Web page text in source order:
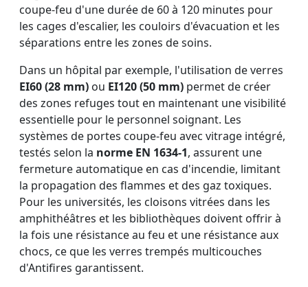
coupe-feu d'une durée de 60 à 120 minutes pour
les cages d'escalier, les couloirs d'évacuation et les
séparations entre les zones de soins.
Dans un hôpital par exemple, l'utilisation de verres
EI60 (28 mm) ou EI120 (50 mm) permet de créer
des zones refuges tout en maintenant une visibilité
essentielle pour le personnel soignant. Les
systèmes de portes coupe-feu avec vitrage intégré,
testés selon la norme EN 1634-1, assurent une
fermeture automatique en cas d'incendie, limitant
la propagation des flammes et des gaz toxiques.
Pour les universités, les cloisons vitrées dans les
amphithéâtres et les bibliothèques doivent offrir à
la fois une résistance au feu et une résistance aux
chocs, ce que les verres trempés multicouches
d'Antifires garantissent.